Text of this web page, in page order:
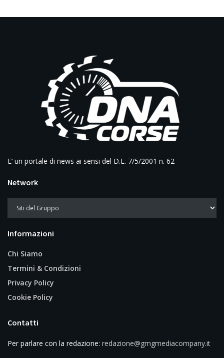
E’ un portale di news ai sensi del D.L. 7/5/2001 n. 62
Network
Informazioni
Chi Siamo
Termini & Condizioni
Privacy Policy
Cookie Policy
Contatti
Per parlare con la redazione: redazione@gmgmediacompany.it